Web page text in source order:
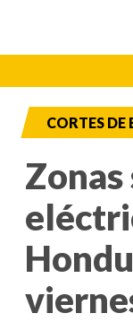
CORTES DE